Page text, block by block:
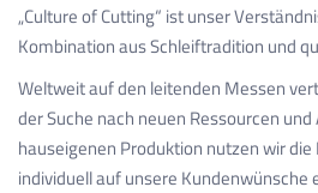
„Culture of Cutting“ ist unser
Kombination aus Schleiftradition und
Weltweit auf den leitenden Messen
der Suche nach neuen Ressourcen
hauseigenen Produktion nutzen wir
individuell auf unsere Kundenwünsche